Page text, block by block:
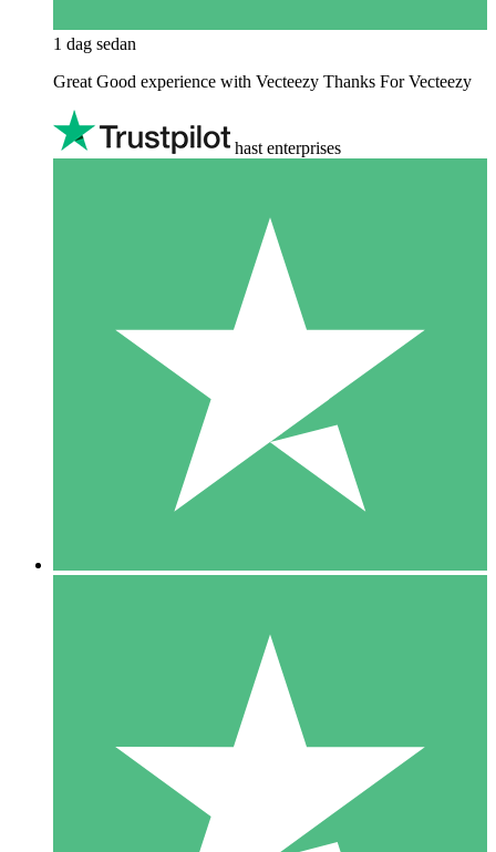
1 dag sedan
Great Good experience with Vecteezy Thanks For Vecteezy
hast enterprises